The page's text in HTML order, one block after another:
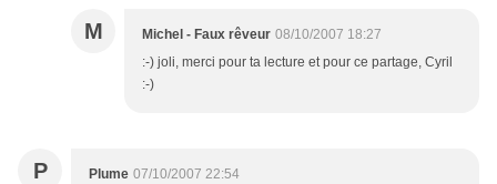
M Michel - Faux rêveur 08/10/2007 18:27
:-) joli, merci pour ta lecture et pour ce partage, Cyril
:-)
P Plume 07/10/2007 22:54